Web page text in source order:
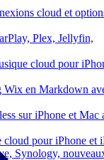
cloud et
Plex, Jellyfin,
cloud pour
Wix en Markdown
sur iPhone et Mac
pour iPhone et
Synology,